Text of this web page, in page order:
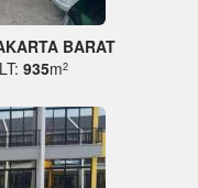
BARAT
935m2